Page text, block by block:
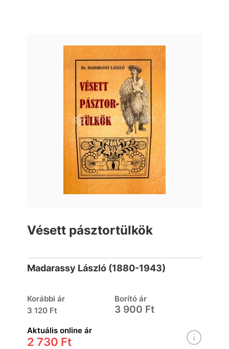
Vésett pásztortülkök
Madarassy László (1880-1943)
Korábbi ár
3 120 Ft
Borító ár
3 900 Ft
Aktuális online ár
2 730 Ft